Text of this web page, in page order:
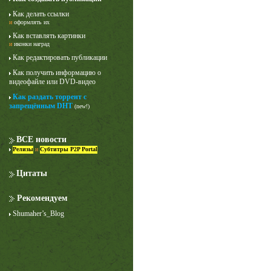
Как делать ссылки
и оформлять их
Как вставлять картинки
и иконки наград
Как редактировать публикации
Как получить информацию о
видеофайле или DVD-видео
Как раздать торрент с
запрещённым DHT (new!)
ВСЕ новости
Релизы и Субтитры P2P Portal
Цитаты
Рекомендуем
Shumaher’s_Blog